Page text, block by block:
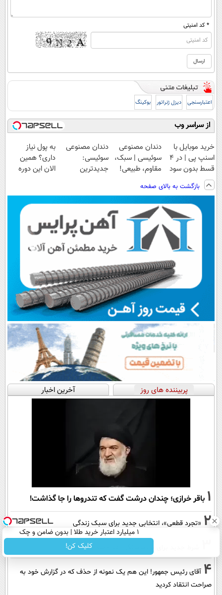
* کد امنیتی
اعتبارسنجی دیزل ژنراتور بوکینگ
از سراسر وب
خرید موبایل با
اسنپ پی | در ۴
قسط بدون سود
و کارمزد!
دندان مصنوعی
سوئیسی | سبک،
مقاوم، طبیعی!
رایگان+پرداخت
اقساطی😍
دندان مصنوعی
سوئیسی:
جدیدترین
پرداخت قسطی
به پول نیاز
داری؟ همین
الان این دوره
بازگشت به بالای صفحه
پربیننده های روز آخرین اخبار
1 باقر خرازی؛ چندان درشت گفت که تندروها را جا گذاشت!
2 «تجرد قطعی»، انتخابی جدید برای سبک زندگی
4 آقای رئیس جمهور! این هم یک نمونه از حذف که در گزارش خود به
صراحت انتقاد کردید
۱ میلیارد اعتبار خرید طلا | بدون ضامن و چک
کلیک کن!